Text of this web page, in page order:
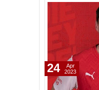
24
Apr
2023